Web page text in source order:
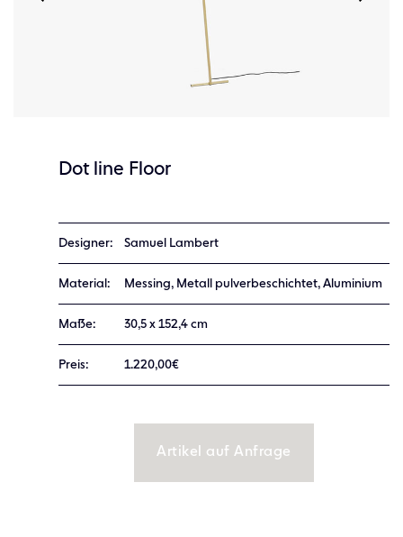
Dot line Floor
Designer: Samuel Lambert
Material: Messing, Metall pulverbeschichtet, Aluminium
Maße: 30,5 x 152,4 cm
Preis: 1.220,00€
Artikel auf Anfrage